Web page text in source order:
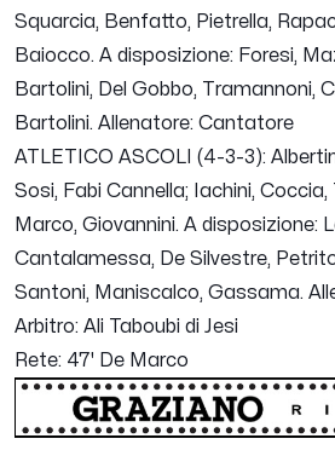
Squarcia, Benfatto, Pietrella,
Baiocco. A disposizione: Foresi,
Bartolini, Del Gobbo, Tramannoni,
Bartolini. Allenatore: Cantatore
ATLETICO ASCOLI (4-3-3):
Sosi, Fabi Cannella; Iachini, Coccia,
Marco, Giovannini. A disposizione:
Cantalamessa, De Silvestre,
Santoni, Maniscalco, Gassama.
Arbitro: Ali Taboubi di Jesi
Rete: 47' De Marco